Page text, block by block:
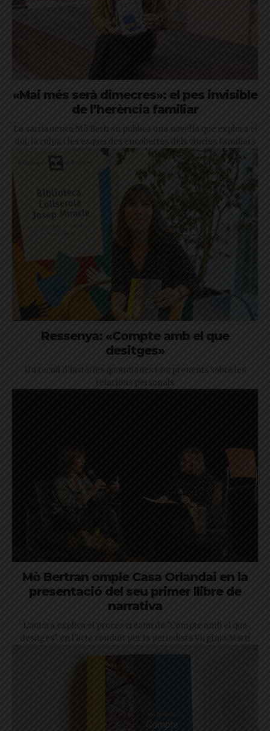
«Mai més serà dimecres»: el pes invisible
de l’herència familiar
La sarrianenca Mò Bertran publica una novel·la que explora el
dol, la culpa i les esquerdes encobertes dels vincles familiars
Ressenya: «Compte amb el que
desitges»
Un recull d'històries quotidianes i sorprenents sobre les
relacions personals
Mò Bertran omple Casa Orlandai en la
presentació del seu primer llibre de
narrativa
L'autora explica el procés creatiu de "Compte amb el que
desitges" en l'acte conduït per la periodista Virgínia Martí